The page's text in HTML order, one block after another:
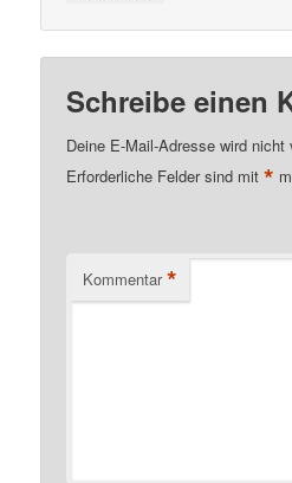
Schreibe einen
Deine E-Mail-Adresse wird nicht
Erforderliche Felder sind mit*
Kommentar *